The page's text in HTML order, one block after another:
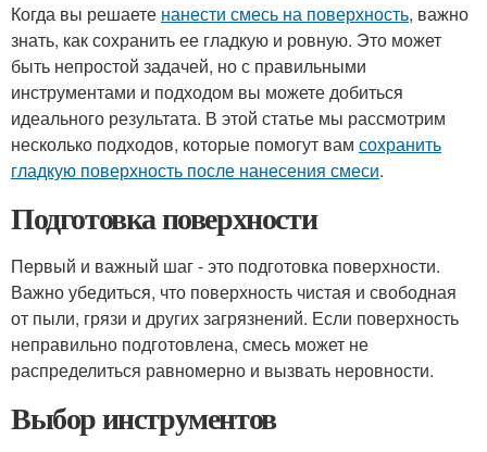
Когда вы решаете нанести смесь на поверхность, важно
знать, как сохранить ее гладкую и ровную. Это может
быть непростой задачей, но с правильными
инструментами и подходом вы можете добиться
идеального результата. В этой статье мы рассмотрим
несколько подходов, которые помогут вам сохранить
гладкую поверхность после нанесения смеси.
Подготовка поверхности
Первый и важный шаг - это подготовка поверхности.
Важно убедиться, что поверхность чистая и свободная
от пыли, грязи и других загрязнений. Если поверхность
неправильно подготовлена, смесь может не
распределиться равномерно и вызвать неровности.
Выбор инструментов